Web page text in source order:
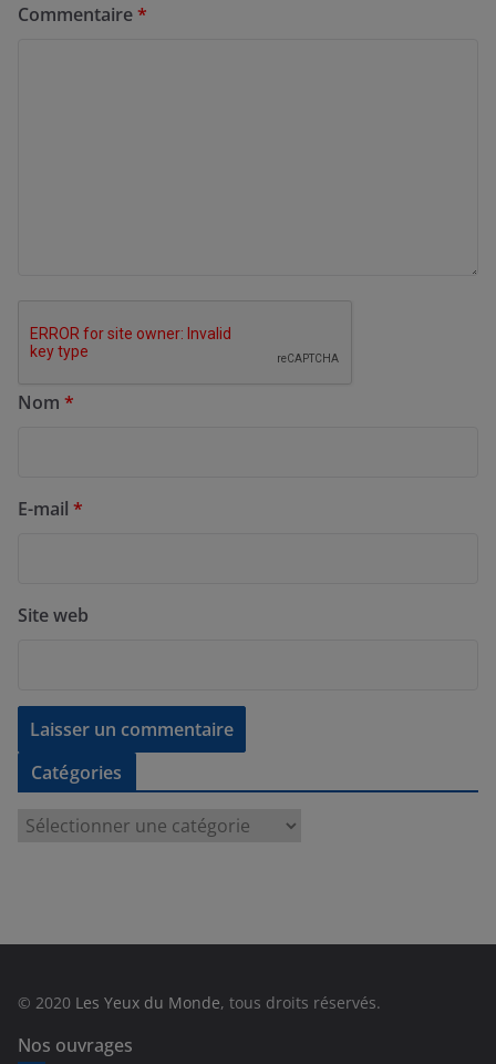
Commentaire*
Nom *
E-mail *
Site web
Catégories
e
© 2020 Les Yeux du Monde, tous droits réservés.
Nos ouvrages